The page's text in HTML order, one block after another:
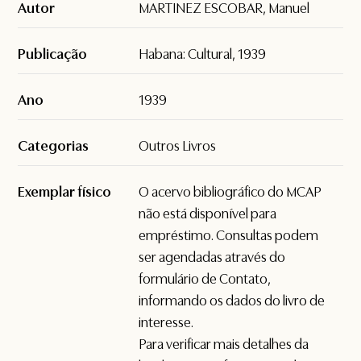
Autor MARTINEZ ESCOBAR, Manuel
Publicação Habana: Cultural, 1939
Ano 1939
Categorias Outros Livros
Exemplar físico
O acervo bibliográfico do MCAP
não está disponível para
empréstimo. Consultas podem
ser agendadas através do
formulário deContato,
informando os dados do livro de
interesse.
Para verificar mais detalhes da